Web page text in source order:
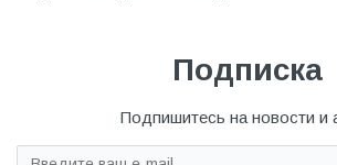
Подписка
Подпишитесь на новости и